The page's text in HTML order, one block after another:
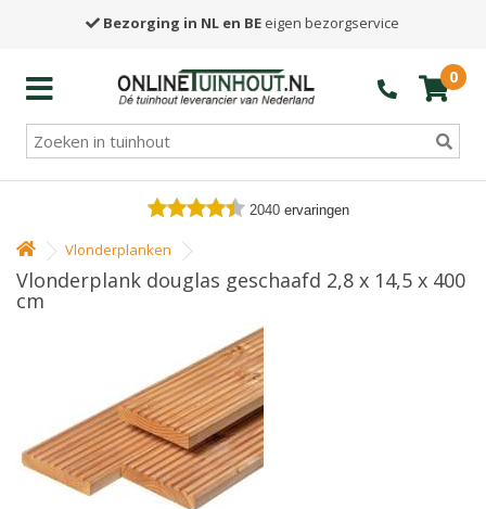
Bezorging in NL en BE eigen bezorgservice
0
2040 ervaringen
Vlonderplanken
Vlonderplank douglas geschaafd 2,8 x 14,5 x 400
cm